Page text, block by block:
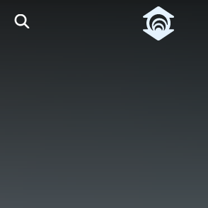
Pular para o Conteúdo principal